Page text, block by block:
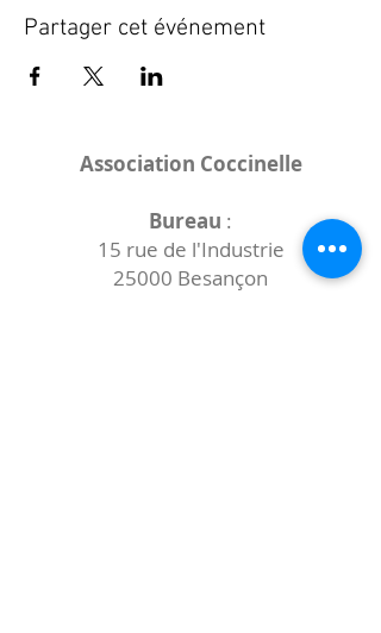
Partager cet événement
Association Coccinelle
Bureau :
15 rue de l'Industrie
25000 Besançon